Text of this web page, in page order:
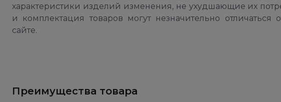
характеристики изделий изменения, не ухудшающие их
и комплектация товаров могут незначительно
сайте.
Преимущества товара